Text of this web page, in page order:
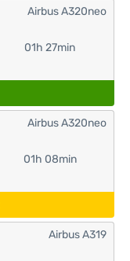
01h 27min
Airbus A320neo
01h 08min
Airbus A320neo
Airbus A319